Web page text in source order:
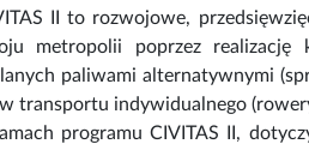
II to rozwojowe,
metropolii poprzez
paliwami alternatywnymi
transportu indywidualnego
programu CIVITAS II,